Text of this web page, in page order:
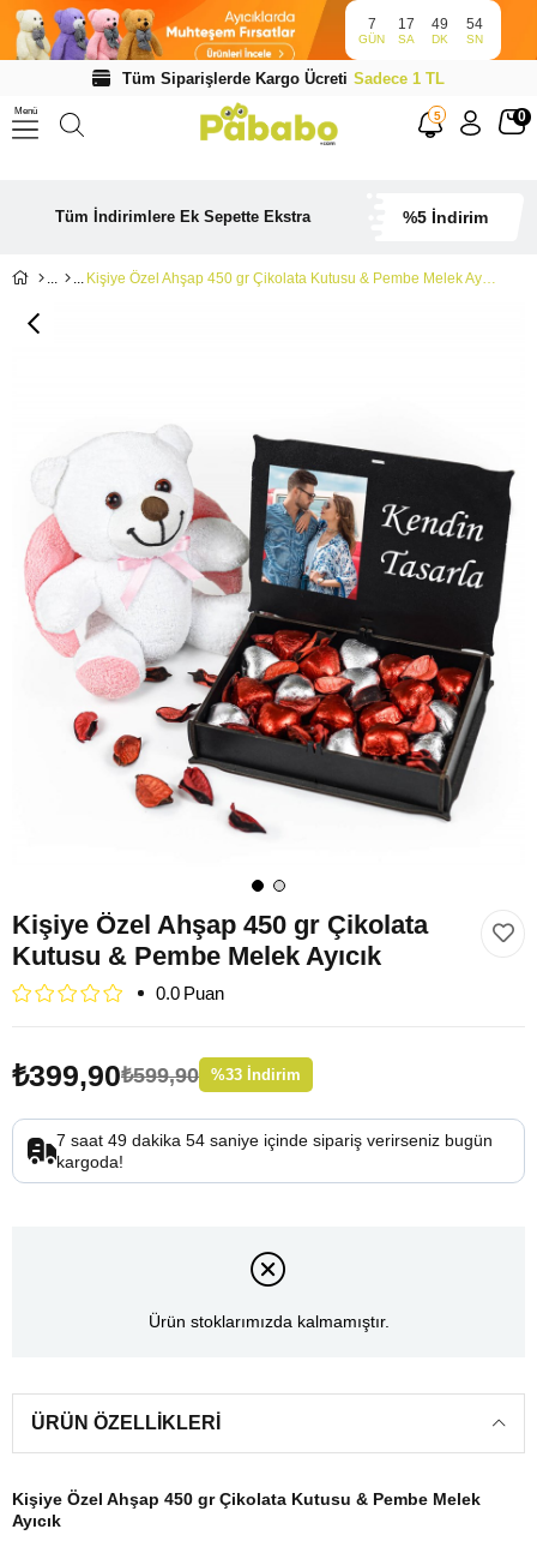
7
GÜN
17
SA
49
DK
53
SN
Tüm Siparişlerde Kargo Ücreti Sadece 1 TL
Menü 5 0
Tüm İndirimlere Ek Sepette Ekstra %5 İndirim
Kişiye Özel Ahşap 450 gr Çikolata Kutusu & Pembe Melek Ayıcık
Kişiye Özel Ahşap 450 gr Çikolata
Kutusu & Pembe Melek Ayıcık
0.0
₺599,90
₺399,90 %33 İndirim
7 saat 49 dakika 53 saniye içinde sipariş verirseniz bugün
kargoda!
Ürün stoklarımızda kalmamıştır.
ÜRÜN ÖZELLIKLERI
Kişiye Özel Ahşap 450 gr Çikolata Kutusu & Pembe Melek
Ayıcık